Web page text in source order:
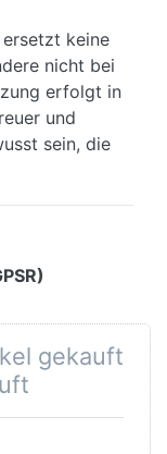
keine
nicht bei
erfolgt in
und
sein, die
gekauft